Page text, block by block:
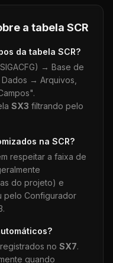
a tabela SCR
da tabela SCR?
→ Base de
→ Arquivos,
SX3 filtrando pelo
na SCR?
respeitar a faixa de
do projeto) e
pelo Configurador
no SX7.
quando